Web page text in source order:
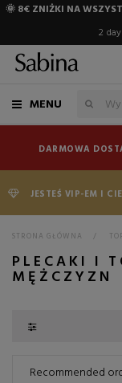
🌞 8€ ZNIŻKI NA
2
MENU
DARMOWA
JESTEŚ VIP-EM I
STRONA GŁÓWNA >
PLECAKI I
MĘŻCZYZN